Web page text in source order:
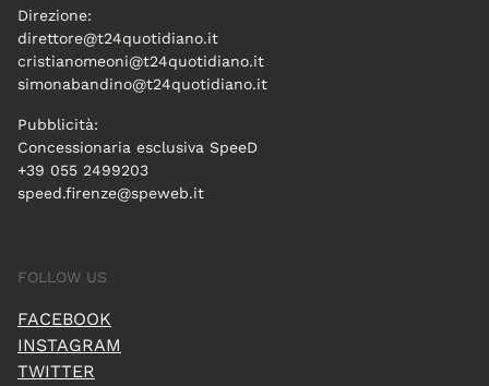
Direzione:
direttore@t24quotidiano.it
cristianomeoni@t24quotidiano.it
simonabandino@t24quotidiano.it
Pubblicità:
Concessionaria esclusiva SpeeD
+39 055 2499203
speed.firenze@speweb.it
FOLLOW US
FACEBOOK
INSTAGRAM
TWITTER